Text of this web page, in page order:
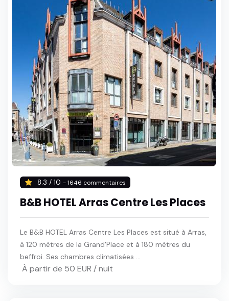
8.3 / 10 - 1646 commentaires
B&B HOTEL Arras Centre Les Places
Le B&B HOTEL Arras Centre Les Places est situé à Arras,
à 120 mètres de la Grand'Place et à 180 mètres du
beffroi. Ses chambres climatisées ...
À partir de 50 EUR / nuit